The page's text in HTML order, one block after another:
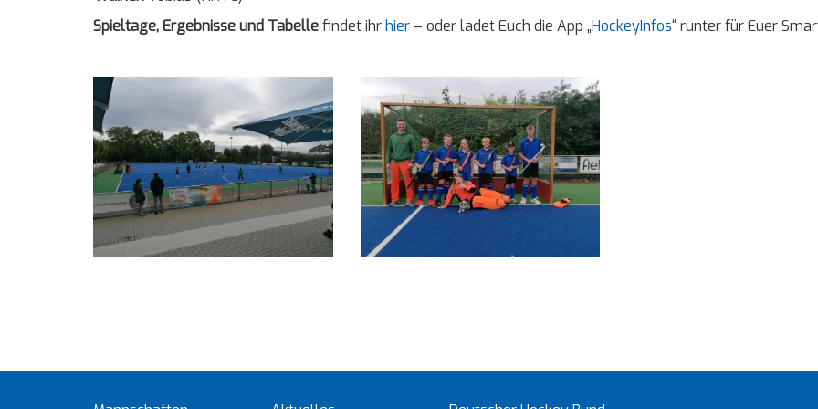
Spieltage, Ergebnisse und Tabellefindet ihr hier – oder ladet Euch die App „HockeyInfos“ runter für Euer